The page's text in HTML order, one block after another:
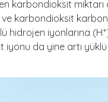
karbondioksit
karbondioksit
hidrojen iyonlarına (H+
da yine artı